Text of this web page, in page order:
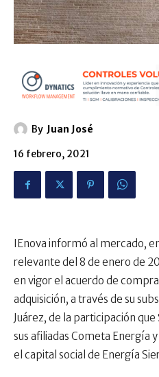
By Juan José
16 febrero, 2021
IEnova informó al mercado,
relevante del 8 de enero de
en vigor el acuerdo de
adquisición, a través de su
Juárez, de la participación
sus afiliadas Cometa Energía
el capital social de Energía